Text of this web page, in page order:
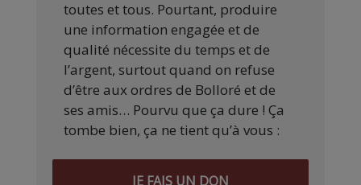
toutes et tous. Pourtant, produire
une information engagée et de
qualité nécessite du temps et de
l’argent, surtout quand on refuse
d’être aux ordres de Bolloré et de
ses amis… Pourvu que ça dure ! Ça
tombe bien, ça ne tient qu’à vous :
JE FAIS UN DON